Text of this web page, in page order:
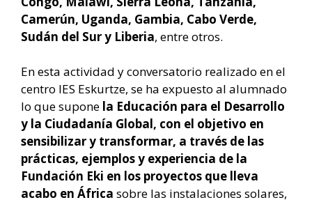
Camerún, Uganda, Gambia, Cabo Verde,
Sudán del Sur y Liberia, entre otros.
En esta actividad y conversatorio realizado en el
centro IES Eskurtze, se ha expuesto al alumnado
lo que supone la Educación para el Desarrollo
y la Ciudadanía Global, con el objetivo en
sensibilizar y transformar, a través de las
prácticas, ejemplos y experiencia de la
Fundación Eki en los proyectos que lleva
acabo en África sobre las instalaciones solares,